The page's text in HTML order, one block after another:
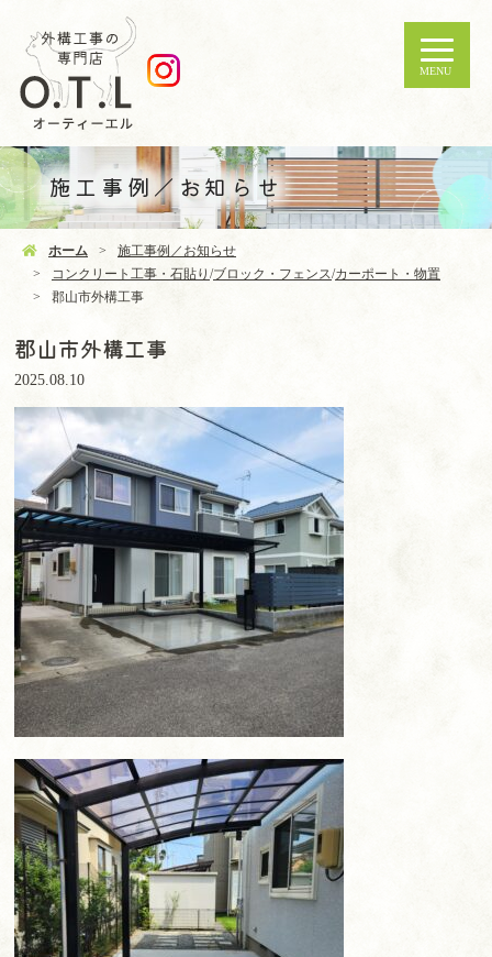
MENU
施工事例／お知らせ
ホーム
施工事例／お知らせ
コンクリート工事・石貼り /ブロック・フェンス/カーポート・物置
郡山市外構工事
郡山市外構工事
2025.08.10